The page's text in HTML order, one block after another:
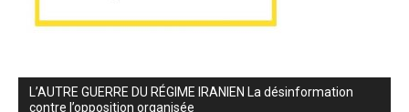
L’AUTRE GUERRE DU RÉGIME IRANIEN La désinformation
contre l’opposition organisée